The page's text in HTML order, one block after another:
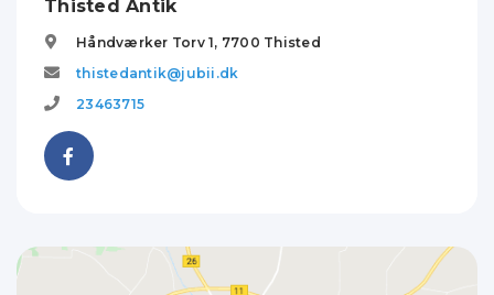
Thisted Antik
Håndværker Torv 1, 7700 Thisted
thistedantik@jubii.dk
23463715